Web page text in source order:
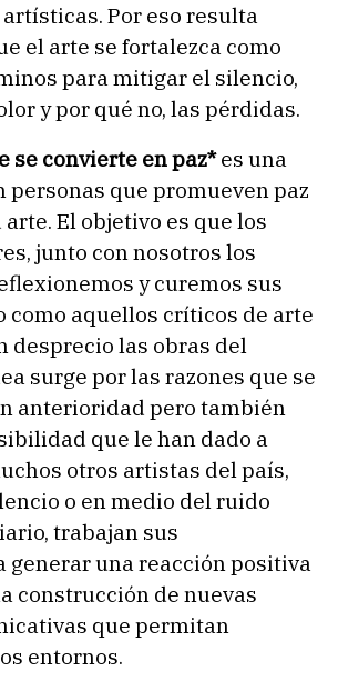
Por eso resulta
el arte se fortalezca como
para mitigar el silencio,
y por qué no, las pérdidas.
se convierte en paz*es una
personas que promueven paz
arte. El objetivo es que los
junto con nosotros los
y curemos sus
como aquellos críticos de arte
desprecio las obras del
surge por las razones que se
anterioridad pero también
que le han dado a
otros artistas del país,
o en medio del ruido
trabajan sus
generar una reacción positiva
construcción de nuevas
que permitan
entornos.